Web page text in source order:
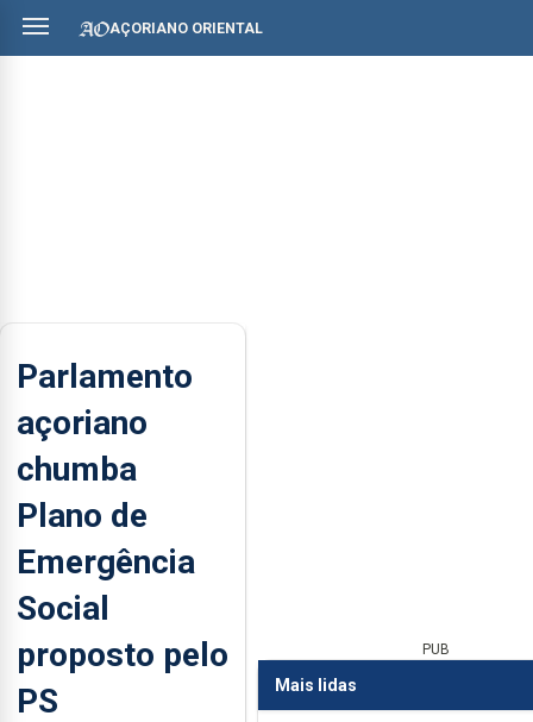
AÇORIANO ORIENTAL
Parlamento
açoriano
chumba
Plano de
Emergência
Social
proposto pelo
PS
PUB
Mais lidas